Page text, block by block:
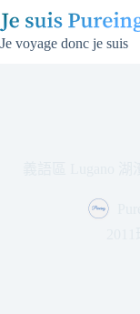
跳
至
Je voyage donc je suis